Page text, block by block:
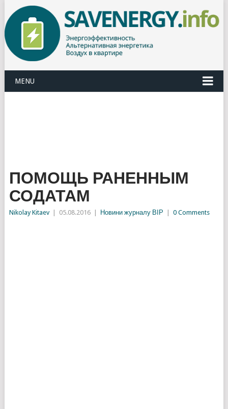
MENU
ПОМОЩЬ РАНЕННЫМ
СОДАТАМ
Nikolay Kitaev 05.08.2016 Новини журналу ВІР 0 Comments